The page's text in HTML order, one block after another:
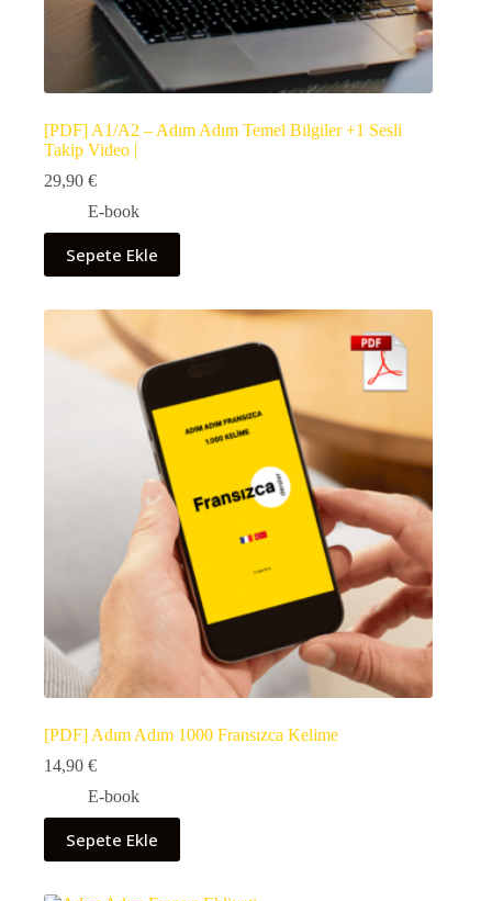
[PDF] A1/A2 – Adım Adım Temel Bilgiler +1 Sesli
Takip Video |
29,90 €
E-book
Sepete Ekle
[PDF] Adım Adım 1000 Fransızca Kelime
14,90 €
E-book
Sepete Ekle